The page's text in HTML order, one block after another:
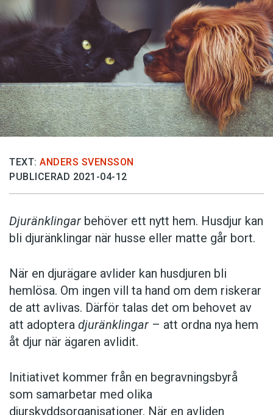
TEXT: ANDERS SVENSSON
PUBLICERAD 2021-04-12
Djuränklingar behöver ett nytt hem. Husdjur kan
bli djuränklingar när husse eller matte går bort.
När en djurägare avlider kan husdjuren bli
hemlösa. Om ingen vill ta hand om dem riskerar
de att avlivas. Därför talas det om behovet av
att adoptera djuränklingar – att ordna nya hem
åt djur när ägaren avlidit.
Initiativet kommer från en begravningsbyrå
som samarbetar med olika
djurskyddsorganisationer. När en avliden